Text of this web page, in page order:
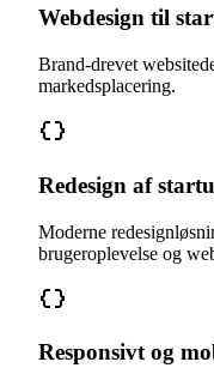
Webdesign til
Brand-drevet
markedsplacering.
Redesign af
Moderne
brugeroplevelse og
Responsivt og